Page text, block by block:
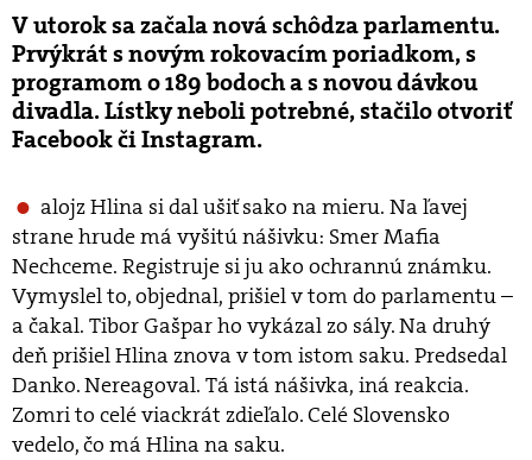
V utorok sa začala nová schôdza parlamentu.
Prvýkrát s novým rokovacím poriadkom, s
programom o 189 bodoch a s novou dávkou
divadla. Lístky neboli potrebné, stačilo otvoriť
Facebook či Instagram.
alojz Hlina si dal ušiť sako na mieru. Na ľavej
strane hrude má vyšitú nášivku: Smer Mafia
Nechceme. Registruje si ju ako ochrannú známku.
Vymyslel to, objednal, prišiel v tom do parlamentu –
a čakal. Tibor Gašpar ho vykázal zo sály. Na druhý
deň prišiel Hlina znova v tom istom saku. Predsedal
Danko. Nereagoval. Tá istá nášivka, iná reakcia.
Zomri to celé viackrát zdieľalo. Celé Slovensko
vedelo, čo má Hlina na saku.